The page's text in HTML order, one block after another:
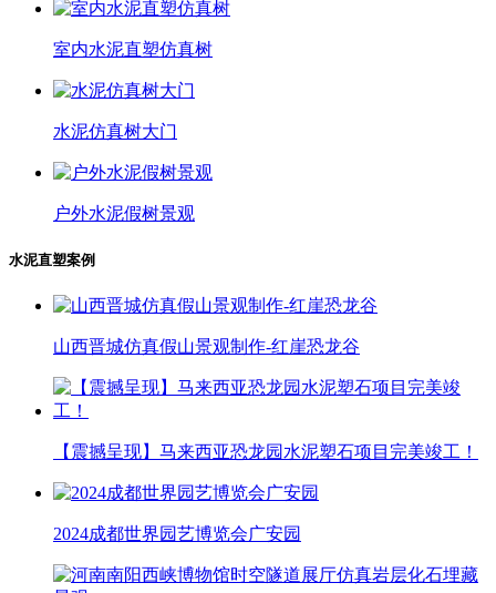
室内水泥直塑仿真树
水泥仿真树大门
户外水泥假树景观
水泥直塑案例
山西晋城仿真假山景观制作-红崖恐龙谷
【震撼呈现】马来西亚恐龙园水泥塑石项目完美竣工！
2024成都世界园艺博览会广安园